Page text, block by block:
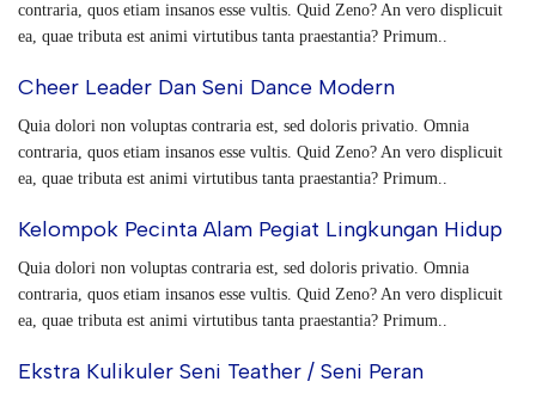
contraria, quos etiam insanos esse vultis. Quid Zeno? An vero displicuit
ea, quae tributa est animi virtutibus tanta praestantia? Primum..
Cheer Leader Dan Seni Dance Modern
Quia dolori non voluptas contraria est, sed doloris privatio. Omnia
contraria, quos etiam insanos esse vultis. Quid Zeno? An vero displicuit
ea, quae tributa est animi virtutibus tanta praestantia? Primum..
Kelompok Pecinta Alam Pegiat Lingkungan Hidup
Quia dolori non voluptas contraria est, sed doloris privatio. Omnia
contraria, quos etiam insanos esse vultis. Quid Zeno? An vero displicuit
ea, quae tributa est animi virtutibus tanta praestantia? Primum..
Ekstra Kulikuler Seni Teather / Seni Peran